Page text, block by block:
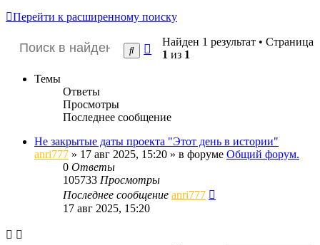
Перейти к расширенному поиску
Поиск Расширенный
поиск
Найден 1 результат • Страница
1 из 1
Темы
Ответы
Просмотры
Последнее сообщение
Не закрытые даты проекта "Этот день в истории"
anri777 » 17 авг 2025, 15:20 » в форуме Общий форум.
0 Ответы
105733 Просмотры
Последнее сообщение anri777
17 авг 2025, 15:20